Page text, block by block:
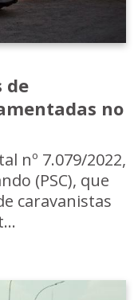
de
no
nº 7.079/2022,
(PSC), que
caravanistas